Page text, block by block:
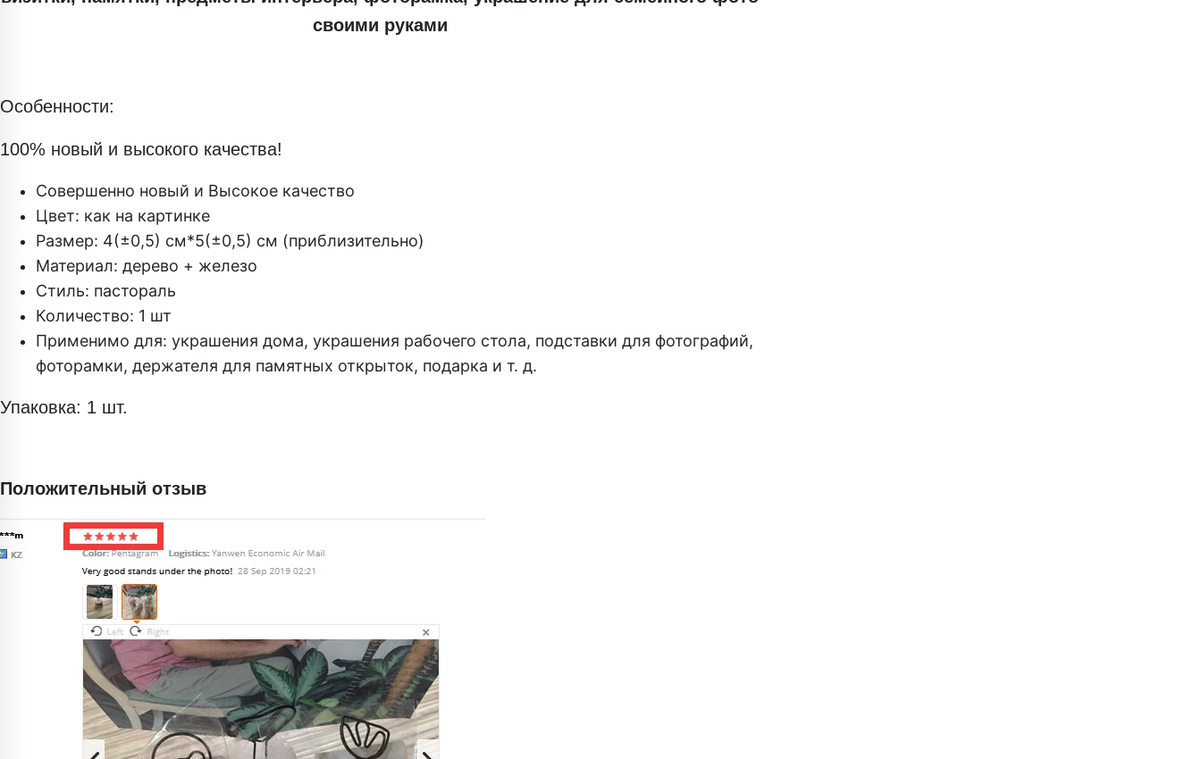
своими руками
Особенности:
100% новый и высокого качества!
Совершенно новый и Высокое качество
Цвет: как на картинке
Размер: 4(±0,5) см*5(±0,5) см (приблизительно)
Материал: дерево + железо
Стиль: пастораль
Количество: 1 шт
Применимо для: украшения дома, украшения рабочего стола, подставки для фотографий,
фоторамки, держателя для памятных открыток, подарка и т. д.
Упаковка: 1 шт.
Положительный отзыв